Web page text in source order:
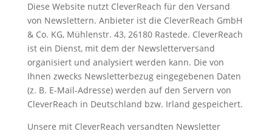
Diese Website nutzt CleverReach für den Versand
von Newslettern. Anbieter ist die CleverReach GmbH
& Co. KG, Mühlenstr. 43, 26180 Rastede. CleverReach
ist ein Dienst, mit dem der Newsletterversand
organisiert und analysiert werden kann. Die von
Ihnen zwecks Newsletterbezug eingegebenen Daten
(z. B. E-Mail-Adresse) werden auf den Servern von
CleverReach in Deutschland bzw. Irland gespeichert.
Unsere mit CleverReach versandten Newsletter